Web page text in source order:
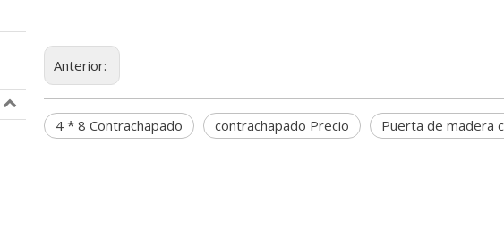
Anterior:
4 * 8 Contrachapado contrachapado Precio Puerta de madera